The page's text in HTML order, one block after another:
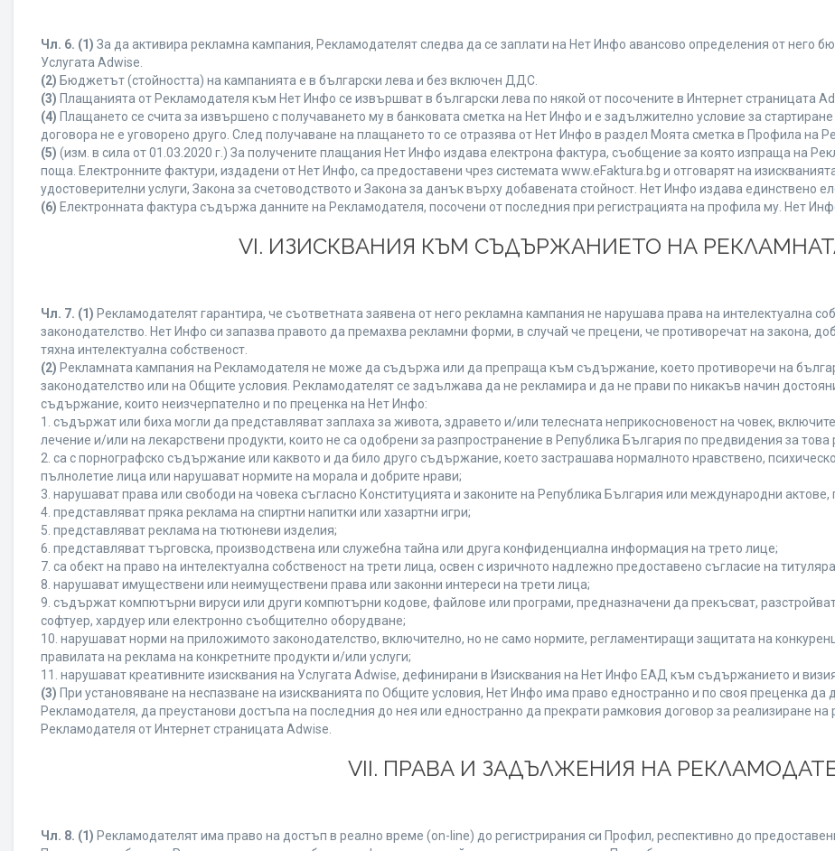
Чл. 6. (1) За да активира рекламна кампания, Рекламодателят следва да се заплати на Нет Инфо авансово определения от него
Услугата Adwise.
(2) Бюджетът (стойността) на кампанията е в български лева и без включен ДДС.
(3) Плащанията от Рекламодателя към Нет Инфо се извършват в български лева по някой от посочените в Интернет страницата
(4) Плащането се счита за извършено с получаването му в банковата сметка на Нет Инфо и е задължително условие за
договора не е уговорено друго. След получаване на плащането то се отразява от Нет Инфо в раздел Моята сметка в Профила на
(5) (изм. в сила от 01.03.2020 г.) За получените плащания Нет Инфо издава електрона фактура, съобщение за която изпраща на
поща. Електронните фактури, издадени от Нет Инфо, са предоставени чрез системата www.eFaktura.bg и отговарят на
удостоверителни услуги, Закона за счетоводството и Закона за данък върху добавената стойност. Нет Инфо издава единствено
(6) Електронната фактура съдържа данните на Рекламодателя, посочени от последния при регистрацията на профила му. Нет
VI. ИЗИСКВАНИЯ КЪМ СЪДЪРЖАНИЕТО НА
Чл. 7. (1) Рекламодателят гарантира, че съответната заявена от него рекламна кампания не нарушава права на интелектуална
законодателство. Нет Инфо си запазва правото да премахва рекламни форми, в случай че прецени, че противоречат на закона,
тяхна интелектуална собственост.
(2) Рекламната кампания на Рекламодателя не може да съдържа или да препраща към съдържание, което противоречи на
законодателство или на Общите условия. Рекламодателят се задължава да не рекламира и да не прави по никакъв начин
съдържание, които неизчерпателно и по преценка на Нет Инфо:
1. съдържат или биха могли да представляват заплаха за живота, здравето и/или телесната неприкосновеност на човек,
лечение и/или на лекарствени продукти, които не са одобрени за разпространение в Република България по предвидения за това
2. са с порнографско съдържание или каквото и да било друго съдържание, което застрашава нормалното нравствено,
пълнолетие лица или нарушават нормите на морала и добрите нрави;
3. нарушават права или свободи на човека съгласно Конституцията и законите на Република България или международни актове,
4. представляват пряка реклама на спиртни напитки или хазартни игри;
5. представляват реклама на тютюневи изделия;
6. представляват търговска, производствена или служебна тайна или друга конфиденциална информация на трето лице;
7. са обект на право на интелектуална собственост на трети лица, освен с изричното надлежно предоставено съгласие на
8. нарушават имуществени или неимуществени права или законни интереси на трети лица;
9. съдържат компютърни вируси или други компютърни кодове, файлове или програми, предназначени да прекъсват,
софтуер, хардуер или електронно съобщително оборудване;
10. нарушават норми на приложимото законодателство, включително, но не само нормите, регламентиращи защитата на
правилата на реклама на конкретните продукти и/или услуги;
11. нарушават креативните изисквания на Услугата Adwise, дефинирани в Изисквания на Нет Инфо ЕАД към съдържанието и
(3) При установяване на неспазване на изискванията по Общите условия, Нет Инфо има право едностранно и по своя преценка да
Рекламодателя, да преустанови достъпа на последния до нея или едностранно да прекрати рамковия договор за реализиране
Рекламодателя от Интернет страницата Adwise.
VII. ПРАВА И ЗАДЪЛЖЕНИЯ НА
Чл. 8. (1) Рекламодателят има право на достъп в реално време (on-line) до регистрирания си Профил, респективно до